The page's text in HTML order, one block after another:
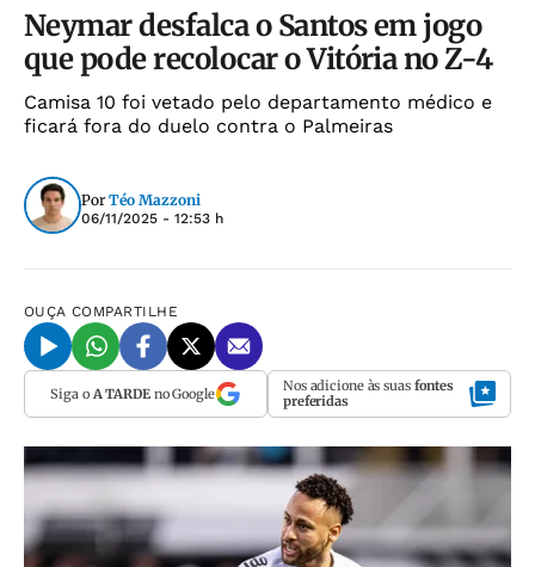
Neymar desfalca o Santos em jogo
que pode recolocar o Vitória no Z-4
Camisa 10 foi vetado pelo departamento médico e
ficará fora do duelo contra o Palmeiras
Por Téo Mazzoni
06/11/2025 - 12:53 h
OUÇA COMPARTILHE
Siga o A TARDEno Google Nos adicione às suas fontes
preferidas